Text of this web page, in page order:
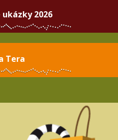
2026
Tera